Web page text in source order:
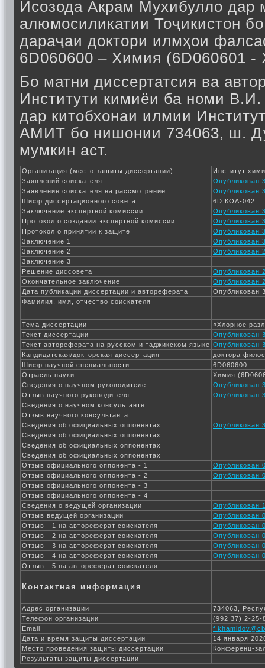
Исозода Акрам Мухибулло дар
алюмосиликатии Тоҷикистон
дараҷаи доктори илмҳои
6D060600 – Химия (6D060601 -
Бо матни диссертатсия ва
Институти кимиёи ба номи
дар китобхонаи илмии
АМИТ бо нишонии 734063, ш.
мумкин аст.
Организация (место защиты диссертации)
Институт
Заявлений соискателя
Опубликован
Заявление соискателя на рассмотрение
Опубликован
Шифр диссертационного совета
6D.КОА-042
Заключение экспертной комиссии
Опубликован
Протокол о создании экспертной комиссии
Опубликован
Протокол о принятии к защите
Опубликован
Заключение 1
Опубликован
Заключение 2
Опубликован
Заключение 3
Решение диссовета
Опубликован
Окончательное заключение
Опубликован
Дата публикации диссертации и автореферата
Опубликован
Фамилия, имя, отчество соискателя
Тема диссертации
«Хлорное
Текст диссертации
Опубликован
Текст автореферата на русском и таджикском языке Опубликован
Кандидатская/докторская диссертация
доктора
Шифр научной специальности
6D060600
Отрасль науки
Химия
Сведения о научном руководителе
Опубликован
Отзыв научного руководителя
Опубликован
Сведения о научном консультанте
Отзыв научного консультанта
Сведения об официальных оппонентах
Опубликован
Сведения об официальных оппонентах
Сведения об официальных оппонентах
Сведения об официальных оппонентах
Отзыв официального оппонента - 1
Опубликован
Отзыв официального оппонента - 2
Опубликован
Отзыв официального оппонента - 3
Отзыв официального оппонента - 4
Сведения о ведущей организации
Опубликован
Отзыв ведущей организации
Опубликован
Отзыв - 1 на автореферат соискателя
Опубликован
Отзыв - 2 на автореферат соискателя
Опубликован
Отзыв - 3 на автореферат соискателя
Опубликован
Отзыв - 4 на автореферат соискателя
Опубликован
Отзыв - 5 на автореферат соискателя
Контактная информация
Адрес организации
734063,
Телефон организации
(992 37) 2-25-
Email
Дата и время защиты диссертации
14 января
Место проведения защиты диссертации
Конференц-
Результаты защиты диссертации